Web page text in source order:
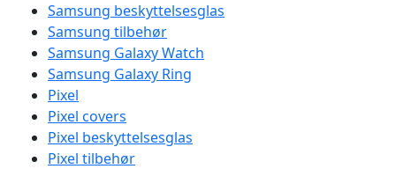
Samsung beskyttelsesglas
Samsung tilbehør
Samsung Galaxy Watch
Samsung Galaxy Ring
Pixel
Pixel covers
Pixel beskyttelsesglas
Pixel tilbehør